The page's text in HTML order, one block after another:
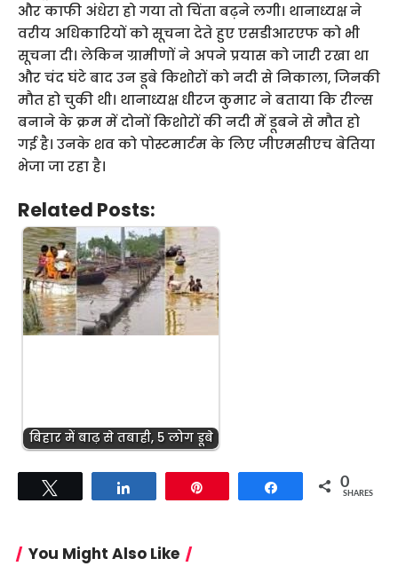
और काफी अंधेरा हो गया तो चिंता बढ़ने लगी। थानाध्यक्ष ने
वरीय अधिकारियों को सूचना देते हुए एसडीआरएफ को भी
सूचना दी। लेकिन ग्रामीणों ने अपने प्रयास को जारी रखा था
और चंद घंटे बाद उन डूबे किशोरों को नदी से निकाला, जिनकी
मौत हो चुकी थी। थानाध्यक्ष धीरज कुमार ने बताया कि रील्स
बनाने के क्रम में दोनों किशोरों की नदी में डूबने से मौत हो
गई है। उनके शव को पोस्टमार्टम के लिए जीएमसीएच बेतिया
भेजा जा रहा है।
Related Posts:
बिहार में बाढ़ से तबाही, 5 लोग डूबे
Share 0
SHARES
You Might Also Like